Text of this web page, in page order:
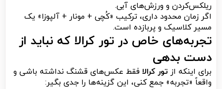
ریلکس‌کردن و ورزش‌های آبی.
اگر زمان محدود داری، ترکیب «کُچی + مونار + آلپوزا» یک
مسیر کلاسیک و پربازده است.
تجربه‌های خاص در تور کرالا که نباید از
دست بدهی
برای اینکه از تور کرالا فقط عکس‌های قشنگ نداشته باشی و
واقعاً «تجربه» جمع کنی، این گزینه‌ها را جدی بگیر: